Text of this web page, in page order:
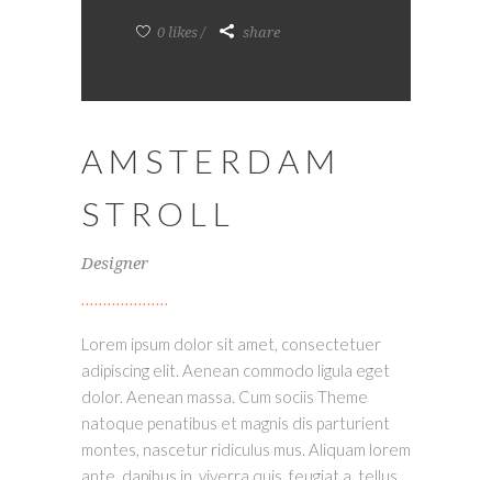
0 likes share
AMSTERDAM
STROLL
Designer
Lorem ipsum dolor sit amet, consectetuer
adipiscing elit. Aenean commodo ligula eget
dolor. Aenean massa. Cum sociis Theme
natoque penatibus et magnis dis parturient
montes, nascetur ridiculus mus. Aliquam lorem
ante, dapibus in, viverra quis, feugiat a, tellus.